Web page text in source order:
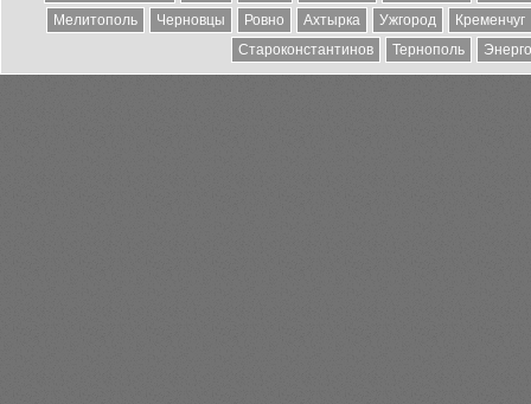
Мелитополь
Черновцы Ровно Ахтырка Ужгород
Кременчуг
Староконстантинов
Тернополь